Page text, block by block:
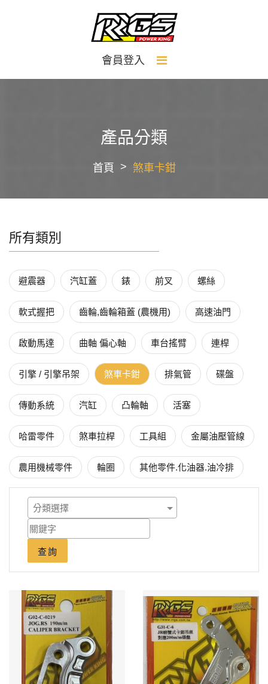
會員登入
產品分類
首頁 煞車卡鉗
所有類別
避震器 汽缸蓋 錶 前叉 螺絲
軟式握把 齒輪,齒輪箱蓋 (農機用) 高速油門
啟動馬達 曲軸 偏心軸 車台搖臂 連桿
引擎 / 引擎吊架 煞車卡鉗 排氣管 碟盤
傳動系統 汽缸 凸輪軸 活塞
哈雷零件 煞車拉桿 工具組 金屬油壓管線
農用機械零件 輪圈 其他零件.化油器.油冷排
查詢